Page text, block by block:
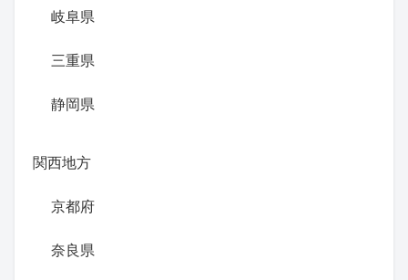
岐阜県
三重県
静岡県
関西地方
京都府
奈良県